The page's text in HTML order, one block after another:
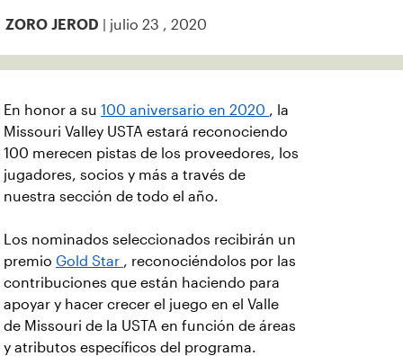
ZORO JEROD | julio 23 , 2020
En honor a su 100 aniversario en 2020 , la
Missouri Valley USTA estará reconociendo
100 merecen pistas de los proveedores, los
jugadores, socios y más a través de
nuestra sección de todo el año.
Los nominados seleccionados recibirán un
premio Gold Star , reconociéndolos por las
contribuciones que están haciendo para
apoyar y hacer crecer el juego en el Valle
de Missouri de la USTA en función de áreas
y atributos específicos del programa.